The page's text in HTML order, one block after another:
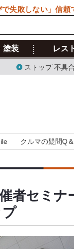
塗装 レス
ストップ 不具
クルマの疑問Q
者セミナ
で失敗しない」信頼